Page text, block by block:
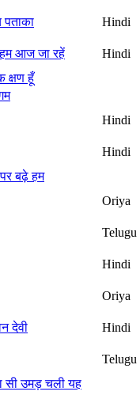
Hindi
आज जा रहें
Hindi
क्षण हूँ
Hindi
Hindi
बढ़े हम
Oriya
Telugu
Hindi
Oriya
देवी Hindi
Telugu
सी उमड़ चली यह